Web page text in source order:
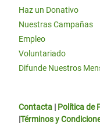
Haz un Donativo
Nuestras Campañas
Empleo
Voluntariado
Difunde Nuestros
Contacta | Política de
|Términos y